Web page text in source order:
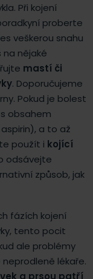
Při kojení
proberte
veškerou snahu
nějaké
mastí či
. Doporučujeme
Pokud je bolest
obsahem
a to až
použít i kojící
odsávejte
způsob, jak
fázích kojení
tento pocit
ale problémy
lékaře.
a prsou patří